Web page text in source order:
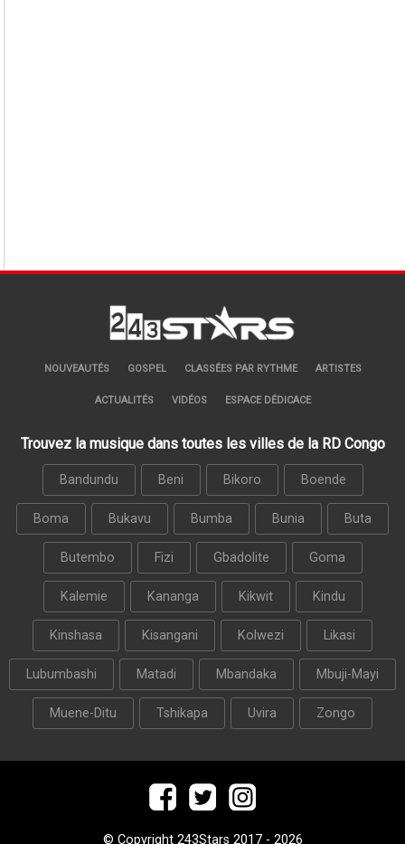
NOUVEAUTÉS GOSPEL CLASSÉES PAR RYTHME ARTISTES
ACTUALITÉS VIDÉOS ESPACE DÉDICACE
Trouvez la musique dans toutes les villes de la RD Congo
Bandundu Beni Bikoro Boende
Boma Bukavu Bumba Bunia Buta
Butembo Fizi Gbadolite Goma
Kalemie Kananga Kikwit Kindu
Kinshasa Kisangani Kolwezi Likasi
Lubumbashi Matadi Mbandaka Mbuji-Mayi
Muene-Ditu Tshikapa Uvira Zongo
© Copyright 243Stars 2017 - 2026